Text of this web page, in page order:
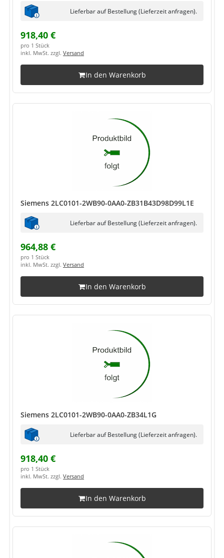
Lieferbar auf Bestellung (Lieferzeit anfragen).
918,40 €
pro 1 Stück
inkl. MwSt. zzgl. Versand
In den Warenkorb
Siemens 2LC0101-2WB90-0AA0-ZB31B43D98D99L1E
Lieferbar auf Bestellung (Lieferzeit anfragen).
964,88 €
pro 1 Stück
inkl. MwSt. zzgl. Versand
In den Warenkorb
Siemens 2LC0101-2WB90-0AA0-ZB34L1G
Lieferbar auf Bestellung (Lieferzeit anfragen).
918,40 €
pro 1 Stück
inkl. MwSt. zzgl. Versand
In den Warenkorb